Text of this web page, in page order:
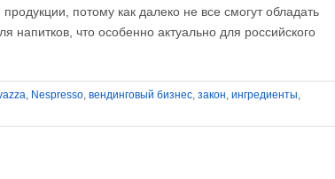
потому как далеко не все смогут обладать
что особенно актуально для российского
, Nespresso, вендинговый бизнес, закон, ингредиенты,